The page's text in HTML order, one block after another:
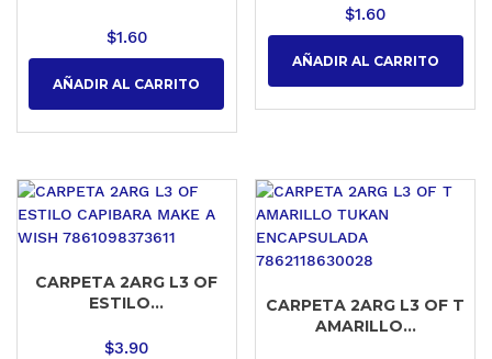
$1.60
AÑADIR AL CARRITO
$1.60
AÑADIR AL CARRITO
CARPETA 2ARG L3 OF
ESTILO...
$3.90
CARPETA 2ARG L3 OF T
AMARILLO...